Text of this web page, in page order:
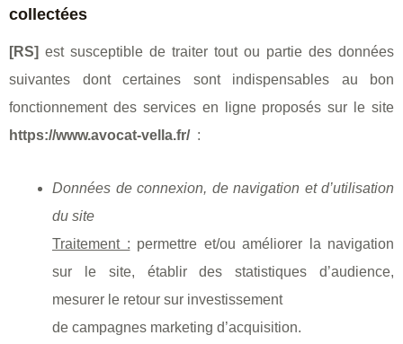
collectées
[RS] est susceptible de traiter tout ou partie des données
suivantes dont certaines sont indispensables au bon
fonctionnement des services en ligne proposés sur le site
https://www.avocat-vella.fr/ :
Données de connexion, de navigation et d’utilisation
du site
Traitement : permettre et/ou améliorer la navigation
sur le site, établir des statistiques d’audience,
mesurer le retour sur investissement
de campagnes marketing d’acquisition.